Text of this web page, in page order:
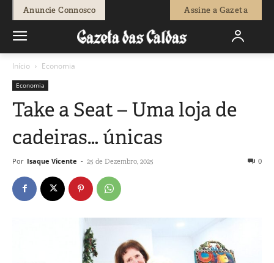
Anuncie Connosco Assine a Gazeta
Início Economia
Economia
Take a Seat – Uma loja de
cadeiras… únicas
Por Isaque Vicente - 25 de Dezembro, 2025 0